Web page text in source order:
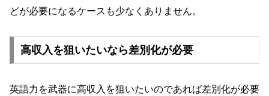
どが必要になるケースも少なくありません。
高収入を狙いたいなら差別化が必要
英語力を武器に高収入を狙いたいのであれば差別化が必要